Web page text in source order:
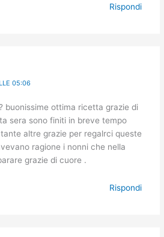
Rispondi
05:06
buonissime ottima ricetta grazie di
sera sono finiti in breve tempo
altre grazie per regalrci queste
ragione i nonni che nella
grazie di cuore .
Rispondi